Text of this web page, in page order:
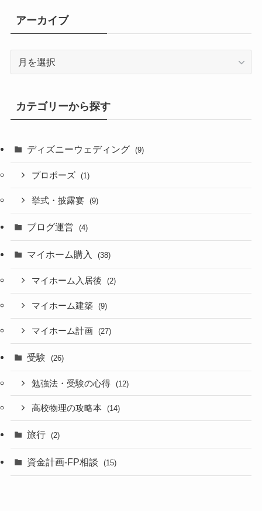
アーカイブ
ブ
カテゴリーから探す
ディズニーウェディング (9)
プロポーズ (1)
挙式・披露宴 (9)
ブログ運営 (4)
マイホーム購入 (38)
マイホーム入居後 (2)
マイホーム建築 (9)
マイホーム計画 (27)
受験 (26)
勉強法・受験の心得 (12)
高校物理の攻略本 (14)
旅行 (2)
資金計画-FP相談 (15)